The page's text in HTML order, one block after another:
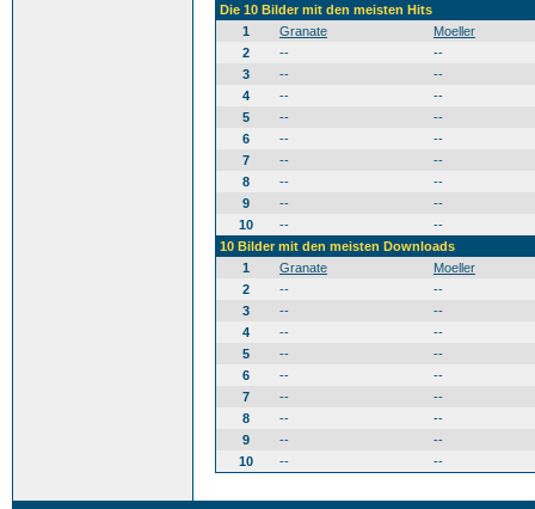
Die 10 Bilder mit den meisten Hits
1
Granate
Moeller
2
--
--
3
--
--
4
--
--
5
--
--
6
--
--
7
--
--
8
--
--
9
--
--
10
--
--
10 Bilder mit den meisten Downloads
1
Granate
Moeller
2
--
--
3
--
--
4
--
--
5
--
--
6
--
--
7
--
--
8
--
--
9
--
--
10
-- --